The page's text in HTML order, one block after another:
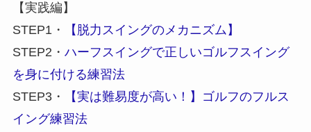
【実践編】
STEP1・
【脱力スイングのメカニズム】
STEP2・ ハーフスイングで正しいゴルフスイング
を身に付ける練習法
STEP3・
【実は難易度が高い！】ゴルフのフルス
イング練習法